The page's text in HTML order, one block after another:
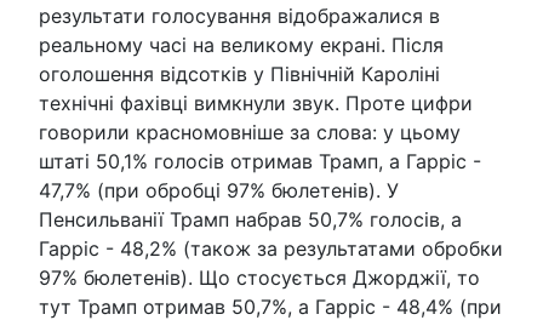
результати голосування відображалися в
реальному часі на великому екрані. Після
оголошення відсотків у Північній Кароліні
технічні фахівці вимкнули звук. Проте цифри
говорили красномовніше за слова: у цьому
штаті 50,1% голосів отримав Трамп, а Гарріс -
47,7% (при обробці 97% бюлетенів). У
Пенсильванії Трамп набрав 50,7% голосів, а
Гарріс - 48,2% (також за результатами обробки
97% бюлетенів). Що стосується Джорджії, то
тут Трамп отримав 50,7%, а Гарріс - 48,4% (при